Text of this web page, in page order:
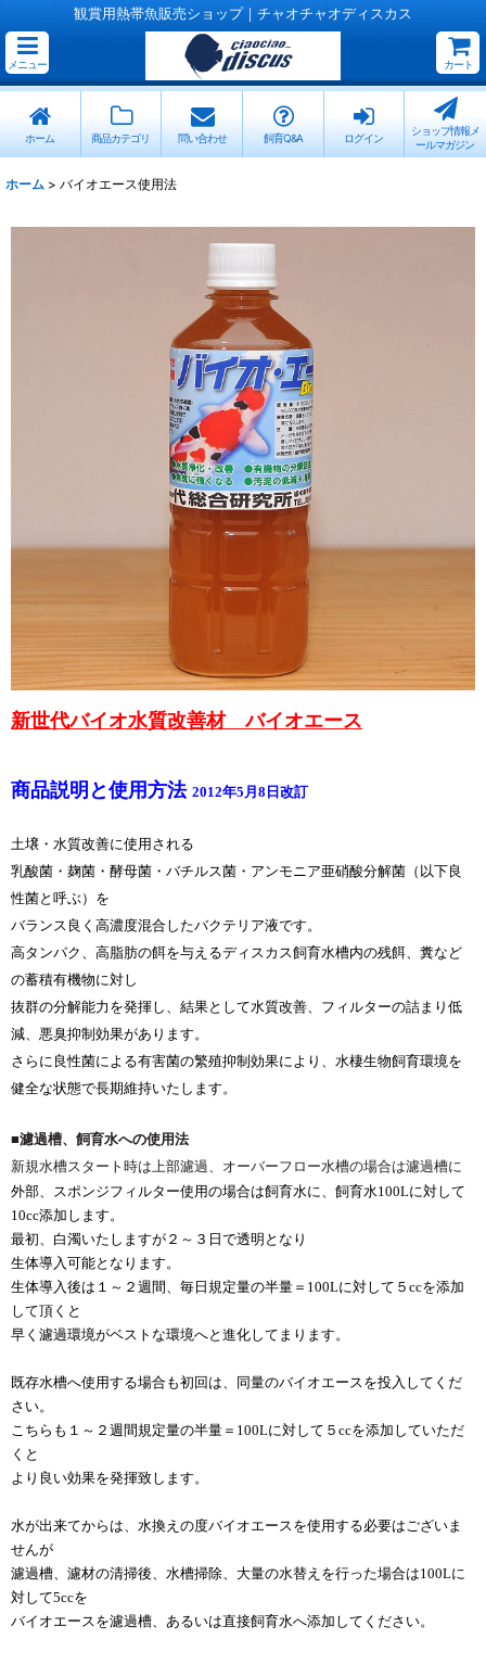
観賞用熱帯魚販売ショップ｜チャオチャオディスカス
メニュー カート
ホーム 商品カテゴリ 問い合わせ 飼育Q&A ログイン
ショップ情報メ
ールマガジン
ホーム > バイオエース使用法
新世代バイオ水質改善材 バイオエース
商品説明と使用方法 2012年5月8日改訂
土壌・水質改善に使用される
乳酸菌・麹菌・酵母菌・バチルス菌・アンモニア亜硝酸分解菌（以下良
性菌と呼ぶ）を
バランス良く高濃度混合したバクテリア液です。
高タンパク、高脂肪の餌を与えるディスカス飼育水槽内の残餌、糞など
の蓄積有機物に対し
抜群の分解能力を発揮し、結果として水質改善、フィルターの詰まり低
減、悪臭抑制効果があります。
さらに良性菌による有害菌の繁殖抑制効果により、水棲生物飼育環境を
健全な状態で長期維持いたします。
■濾過槽、飼育水への使用法
新規水槽スタート時は上部濾過、オーバーフロー水槽の場合は濾過槽に
外部、スポンジフィルター使用の場合は飼育水に、飼育水100Lに対して
10cc添加します。
最初、白濁いたしますが２～３日で透明となり
生体導入可能となります。
生体導入後は１～２週間、毎日規定量の半量＝100Lに対して５ccを添加
して頂くと
早く濾過環境がベストな環境へと進化してまります。
既存水槽へ使用する場合も初回は、同量のバイオエースを投入してくだ
さい。
こちらも１～２週間規定量の半量＝100Lに対して５ccを添加していただ
くと
より良い効果を発揮致します。
水が出来てからは、水換えの度バイオエースを使用する必要はございま
せんが
濾過槽、濾材の清掃後、水槽掃除、大量の水替えを行った場合は100Lに
対して5ccを
バイオエースを濾過槽、あるいは直接飼育水へ添加してください。